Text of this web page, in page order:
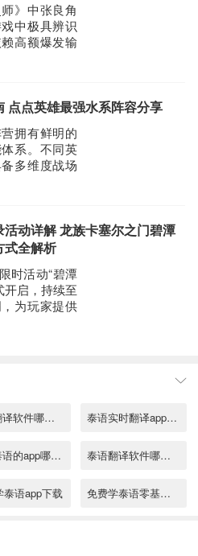
》中张良角
中极具辨识
高额爆发输
责，而是以
队友生命值
点点英雄最强水系阵容分享
拥有鲜明的
系。不同英
多维度战场
持续控制，
绕“群攻强度
”四大维度
动详解 龙族卡塞尔之门碧潭
式全解析
时活动“碧潭
开启，持续至
为玩家提供
江南水墨意
永
泰语翻译软件哪个好用 泰语实时翻译app哪里下载
自学泰语的app哪个最好 泰语翻译软件哪些好用2022
泰语app下载 免费学泰语零基础app有没有